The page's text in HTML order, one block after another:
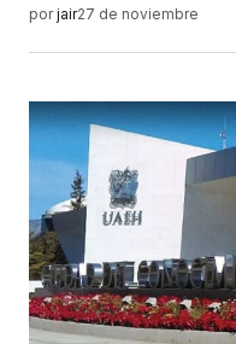
por jair27 de noviembre